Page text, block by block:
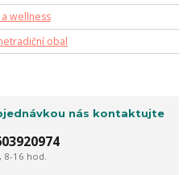
a wellness
obal
nás kontaktujte
8-16 hod.